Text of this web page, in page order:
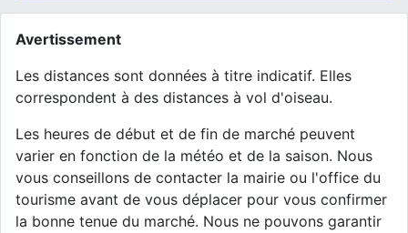
Avertissement
Les distances sont données à titre indicatif. Elles
correspondent à des distances à vol d'oiseau.
Les heures de début et de fin de marché peuvent
varier en fonction de la météo et de la saison. Nous
vous conseillons de contacter la mairie ou l'office du
tourisme avant de vous déplacer pour vous confirmer
la bonne tenue du marché. Nous ne pouvons garantir